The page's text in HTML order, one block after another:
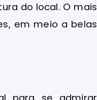
do local. O mais
em meio a belas